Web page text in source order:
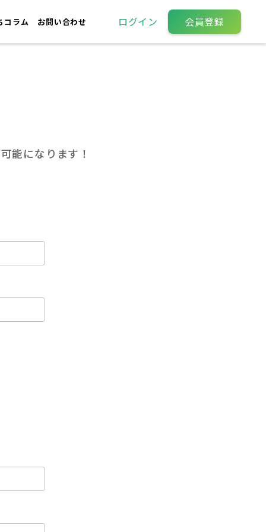
コラム お問い合わせ ログイン 会員登録
能になります！